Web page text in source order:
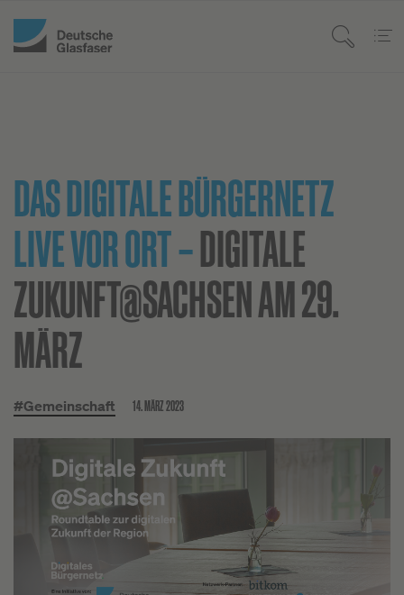
DAS DIGITALE BÜRGERNETZ
LIVE VOR ORT –DIGITALE
ZUKUNFT@SACHSEN AM 29.
MÄRZ
#Gemeinschaft 14. MÄRZ 2023